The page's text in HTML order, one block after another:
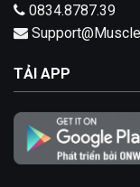
0834.8787.39
TẢI APP